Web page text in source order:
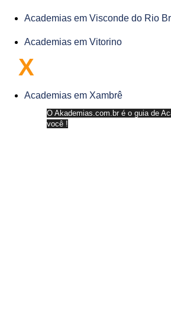
Academias em Visconde do Rio
Academias em Vitorino
X
Academias em Xambrê
O Akademias.com.br é o guia de
você !